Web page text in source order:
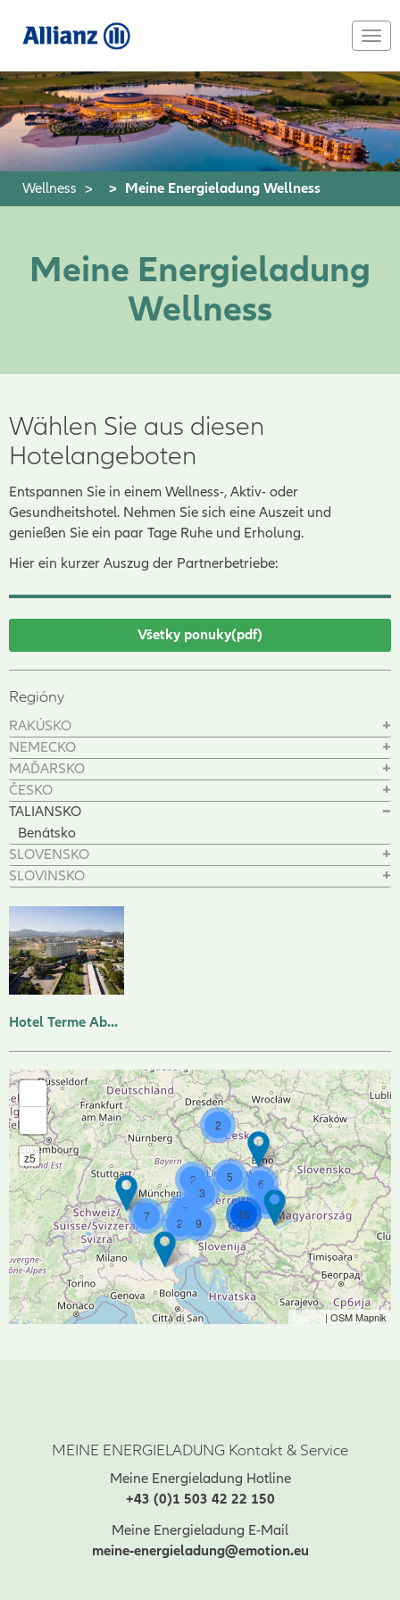
content
Wellness Meine Energieladung Wellness
Meine Energieladung
Wellness
Wählen Sie aus diesen
Hotelangeboten
Entspannen Sie in einem Wellness-, Aktiv- oder
Gesundheitshotel. Nehmen Sie sich eine Auszeit und
genießen Sie ein paar Tage Ruhe und Erholung.
Hier ein kurzer Auszug der Partnerbetriebe:
Všetky ponuky(pdf)
Regióny
RAKÚSKO
NEMECKO
MAĎARSKO
ČESKO
TALIANSKO
Benátsko
SLOVENSKO
SLOVINSKO
Hotel Terme Abano Verdi ****
2
7
6
5
6
15
2
3
2
7
9
z5
Leaflet | OSM Mapnik
MEINE ENERGIELADUNG Kontakt & Service
Meine Energieladung Hotline
+43 (0)1 503 42 22 150
Meine Energieladung E-Mail
meine-energieladung@emotion.eu